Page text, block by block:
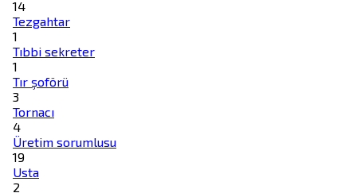
14
Tezgahtar
1
Tıbbi sekreter
1
Tır şoförü
3
Tornacı
4
Üretim sorumlusu
19
Usta
2